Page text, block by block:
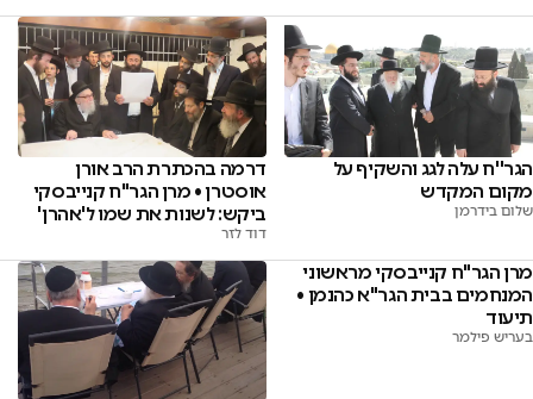
הגר''ח עלה לגג והשקיף על
מקום המקדש
שלום בידרמן
דרמה בהכתרת הרב אורן
אוסטרן • מרן הגר"ח קנייבסקי
ביקש: לשנות את שמו ל'אהרן'
דוד לזר
מרן הגר"ח קנייבסקי מראשוני
המנחמים בבית הגר"א כהנמן •
תיעוד
בעריש פילמר